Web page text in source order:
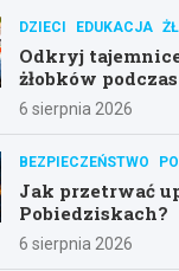
DZIECI EDUKACJA
Odkryj
żłobków
6 sierpnia 2026
BEZPIECZEŃSTWO
Jak przetrwać
Pobiedziskach?
6 sierpnia 2026